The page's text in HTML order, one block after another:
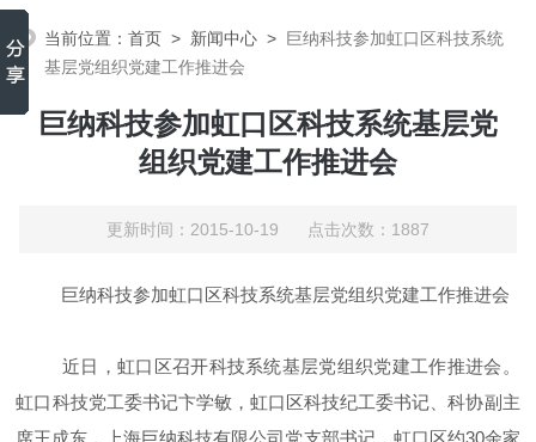
当前位置：首页 > 新闻中心 > 巨纳科技参加虹口区科技系统
基层党组织党建工作推进会
巨纳科技参加虹口区科技系统基层党
组织党建工作推进会
更新时间：2015-10-19 点击次数：1887
巨纳科技参加虹口区科技系统基层党组织党建工作推进会
近日，虹口区召开科技系统基层党组织党建工作推进会 。
虹口科技党工委书记卞学敏，虹口区科技纪工委书记、科协副主
席王成东，上海巨纳科技有限公司党支部书记，虹口区约30余家